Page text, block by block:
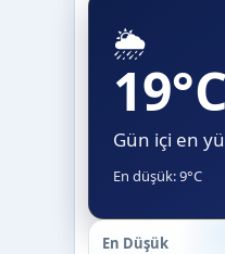
🌦️
19°C
Gün içi en
En düşük: 9°C
En Düşük